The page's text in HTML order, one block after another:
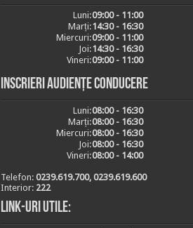
Luni:09:00 - 11:00
Marți:14:30 - 16:30
Miercuri:09:00 - 11:00
Joi:14:30 - 16:30
Vineri:09:00 - 11:00
Inscrieri audiențe conducere
Luni:08:00 - 16:30
Marți:08:00 - 16:30
Miercuri:08:00 - 16:30
Joi:08:00 - 16:30
Vineri:08:00 - 14:00
Telefon: 0239.619.700, 0239.619.600
Interior: 222
Link-uri utile: